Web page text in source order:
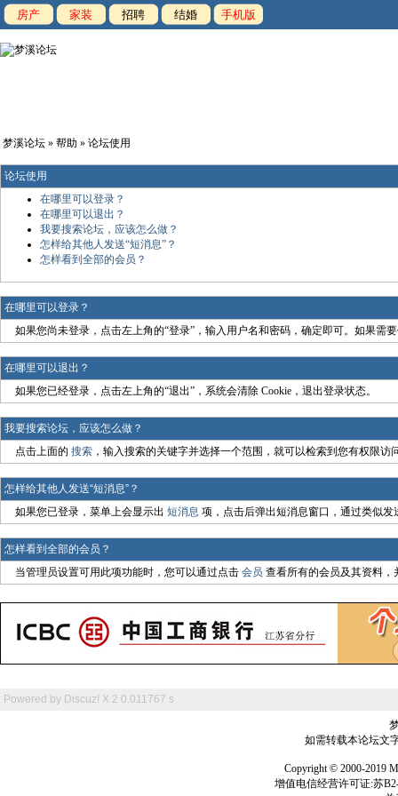
房产 家装 招聘 结婚 手机版
梦溪论坛 » 帮助 » 论坛使用
论坛使用
在哪里可以登录？
在哪里可以退出？
我要搜索论坛，应该怎么做？
怎样给其他人发送“短消息”？
怎样看到全部的会员？
在哪里可以登录？
如果您尚未登录，点击左上角的“登录”，输入用户名和密码，确定即可。如果需
在哪里可以退出？
如果您已经登录，点击左上角的“退出”，系统会清除 Cookie，退出登录状态。
我要搜索论坛，应该怎么做？
点击上面的 搜索 ，输入搜索的关键字并选择一个范围，就可以检索到您有权限访
怎样给其他人发送“短消息”？
如果您已登录，菜单上会显示出 短消息 项，点击后弹出短消息窗口，通过类似
怎样看到全部的会员？
当管理员设置可用此项功能时，您可以通过点击 会员 查看所有的会员及其资料
Powered by Discuz! X 2 0.011767 s
如需转载本论坛文
Copyright © 2000-2019
增值电信经营许可证:苏